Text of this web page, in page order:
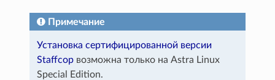
Примечание
Установка сертифицированной версии
Staffcop возможна только на Astra Linux
Special Edition.